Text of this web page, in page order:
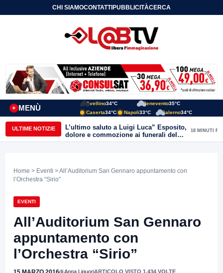
CHI SIAMOCONTATTIPUBBLICITÀCERCA
MENÙ
+
Avellino34°C Benevento35°C
Caserta34°C Napoli33°C Salerno34°C
ULTIME NOTIZIE
L’ultimo saluto a Luigi Luca” Esposito,
dolore e commozione ai funerali del
giornalista ucciso
18 MINUTI FA
Home > Eventi > All’Auditorium San Gennaro appuntamento con
l’Orchestra “Sirio”
EVENTI
All’Auditorium San Gennaro
appuntamento con
l’Orchestra “Sirio”
di Anna LiguoriARTICOLO VISTO 1.434 VOLTE